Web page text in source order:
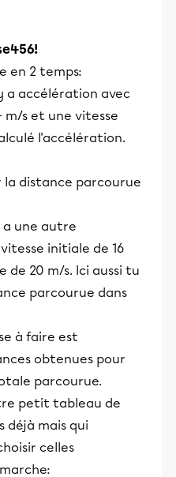
en 2 temps:
a accélération avec
m/s et une vitesse
l'accélération.
la distance parcourue
a une autre
initiale de 16
de 20 m/s. Ici aussi tu
parcourue dans
à faire est
obtenues pour
parcourue.
petit tableau de
déjà mais qui
celles